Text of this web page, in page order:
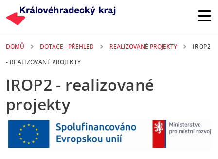
DOMŮ DOTACE - PŘEHLED REALIZOVANÉ PROJEKTY
IROP2
- REALIZOVANÉ PROJEKTY
IROP2 - realizované
projekty